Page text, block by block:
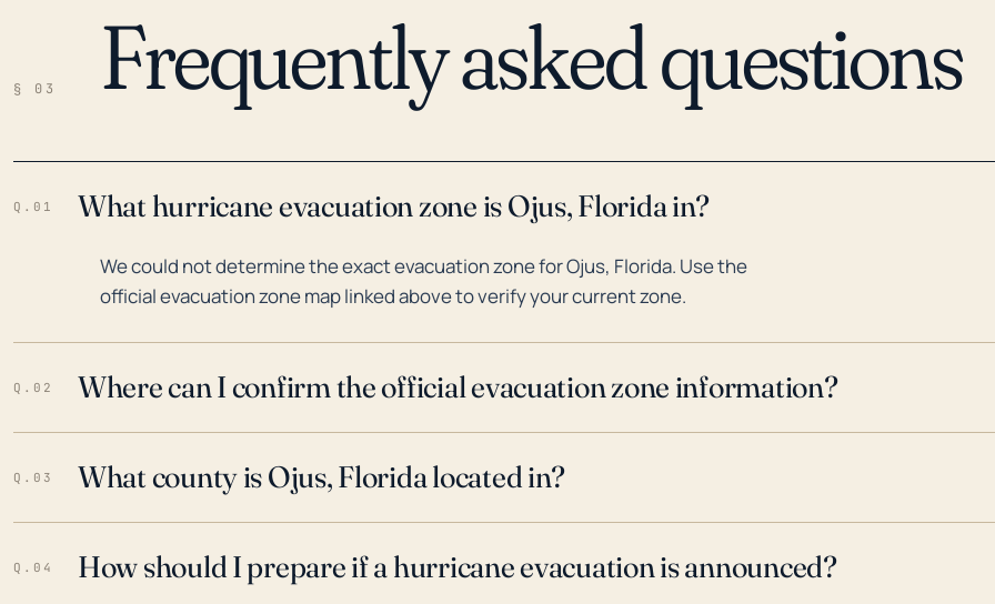
pequeño lago Maule. Cada
30 de noviembre), los
posibles advertencias de
§ 03 Frequently asked questions
Q.01 What hurricane evacuation zone is Ojus, Florida in?
We could not determine the exact evacuation zone for Ojus, Florida. Use the
official evacuation zone map linked above to verify your current zone.
Q.02 Where can I confirm the official evacuation zone information?
Q.03 What county is Ojus, Florida located in?
Q.04 How should I prepare if a hurricane evacuation is announced?